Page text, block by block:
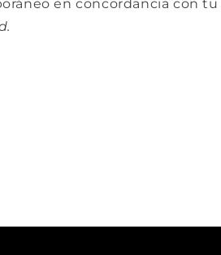
en concordancia con tu